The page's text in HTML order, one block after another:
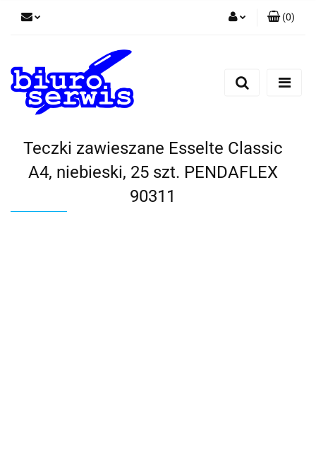
Zarejestruj się
(0)
Teczki zawieszane Esselte Classic
A4, niebieski, 25 szt. PENDAFLEX
90311